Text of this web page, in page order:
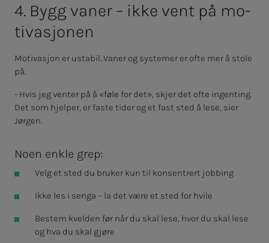
4. Bygg va­­­ner – ikke vent på mo­­­
ti­va­­­sjo­­­nen
Motivasjon er ustabil. Vaner og systemer er ofte mer å stole
på.
- Hvis jeg venter på å «føle for det», skjer det ofte ingenting.
Det som hjelper, er faste tider og et fast sted å lese, sier
Jørgen.
Noen enkle grep:
Velg et sted du bruker kun til konsentrert jobbing
Ikke les i senga – la det være et sted for hvile
Bestem kvelden før når du skal lese, hvor du skal lese
og hva du skal gjøre